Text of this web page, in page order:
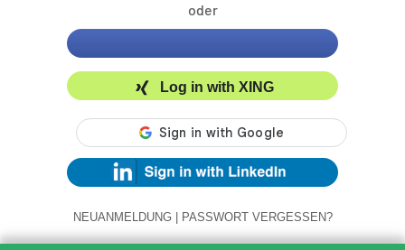
oder
Log in with XING
NEUANMELDUNG | PASSWORT VERGESSEN?